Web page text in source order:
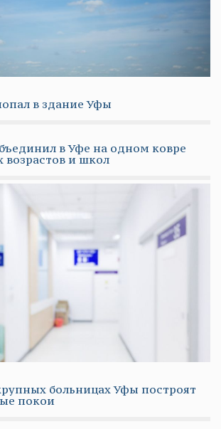
в здание Уфы
в Уфе на одном ковре
возрастов и школ
больницах Уфы построят
покои